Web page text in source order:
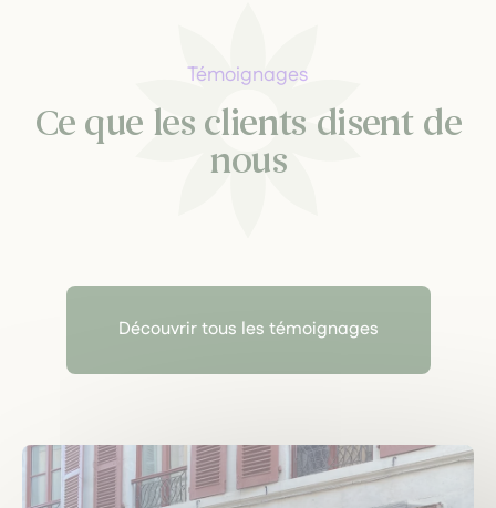
Témoignages
Ce que les clients disent de
nous
Découvrir tous les témoignages